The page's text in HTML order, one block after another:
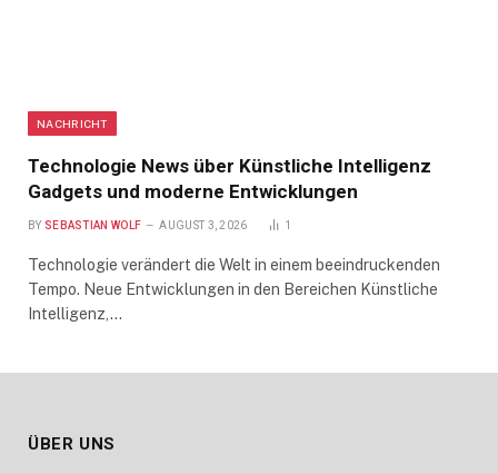
NACHRICHT
Technologie News über Künstliche Intelligenz
Gadgets und moderne Entwicklungen
BY SEBASTIAN WOLF AUGUST 3, 2026 1
Technologie verändert die Welt in einem beeindruckenden
Tempo. Neue Entwicklungen in den Bereichen Künstliche
Intelligenz,…
ÜBER UNS